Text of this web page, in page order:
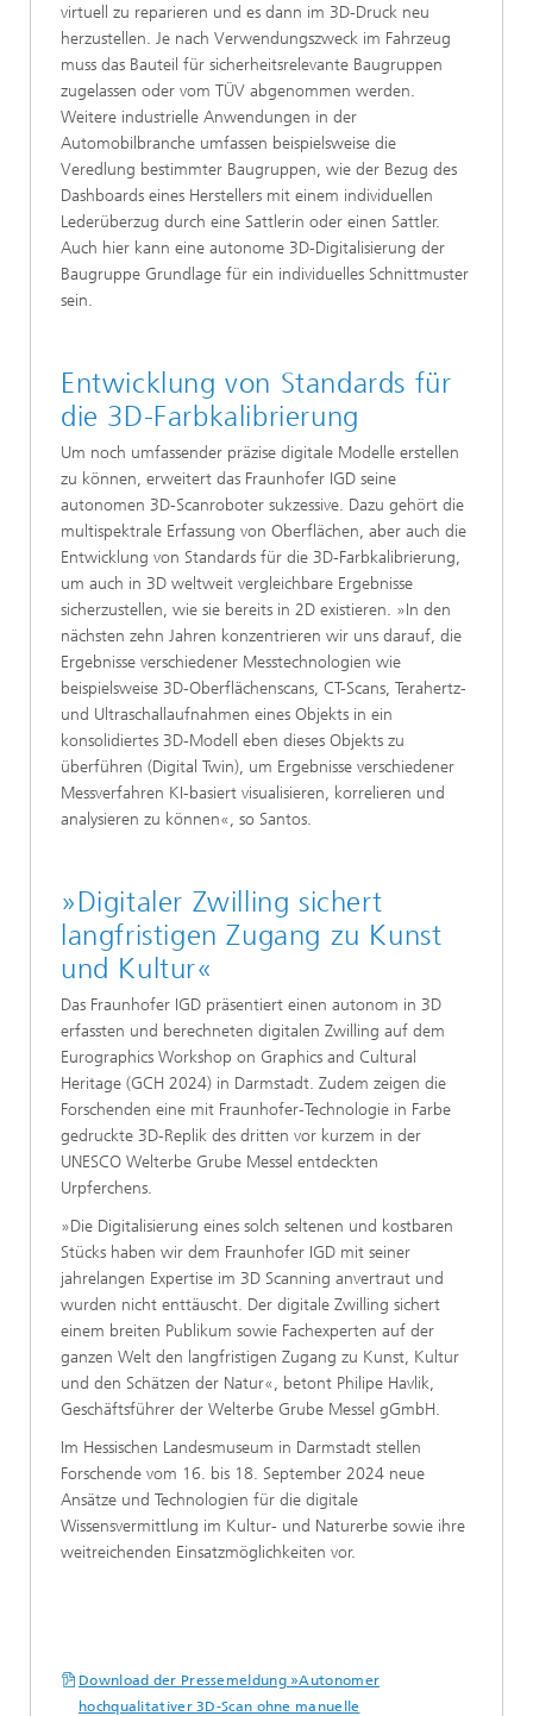
virtuell zu reparieren und es dann im 3D-Druck neu
herzustellen. Je nach Verwendungszweck im Fahrzeug
muss das Bauteil für sicherheitsrelevante Baugruppen
zugelassen oder vom TÜV abgenommen werden.
Weitere industrielle Anwendungen in der
Automobilbranche umfassen beispielsweise die
Veredlung bestimmter Baugruppen, wie der Bezug des
Dashboards eines Herstellers mit einem individuellen
Lederüberzug durch eine Sattlerin oder einen Sattler.
Auch hier kann eine autonome 3D-Digitalisierung der
Baugruppe Grundlage für ein individuelles Schnittmuster
sein.
Entwicklung von Standards für
die 3D-Farbkalibrierung
Um noch umfassender präzise digitale Modelle erstellen
zu können, erweitert das Fraunhofer IGD seine
autonomen 3D-Scanroboter sukzessive. Dazu gehört die
multispektrale Erfassung von Oberflächen, aber auch die
Entwicklung von Standards für die 3D-Farbkalibrierung,
um auch in 3D weltweit vergleichbare Ergebnisse
sicherzustellen, wie sie bereits in 2D existieren. »In den
nächsten zehn Jahren konzentrieren wir uns darauf, die
Ergebnisse verschiedener Messtechnologien wie
beispielsweise 3D-Oberflächenscans, CT-Scans, Terahertz-
und Ultraschallaufnahmen eines Objekts in ein
konsolidiertes 3D-Modell eben dieses Objekts zu
überführen (Digital Twin), um Ergebnisse verschiedener
Messverfahren KI-basiert visualisieren, korrelieren und
analysieren zu können«, so Santos.
»Digitaler Zwilling sichert
langfristigen Zugang zu Kunst
und Kultur«
Das Fraunhofer IGD präsentiert einen autonom in 3D
erfassten und berechneten digitalen Zwilling auf dem
Eurographics Workshop on Graphics and Cultural
Heritage (GCH 2024) in Darmstadt. Zudem zeigen die
Forschenden eine mit Fraunhofer-Technologie in Farbe
gedruckte 3D-Replik des dritten vor kurzem in der
UNESCO Welterbe Grube Messel entdeckten
Urpferchens.
»Die Digitalisierung eines solch seltenen und kostbaren
Stücks haben wir dem Fraunhofer IGD mit seiner
jahrelangen Expertise im 3D Scanning anvertraut und
wurden nicht enttäuscht. Der digitale Zwilling sichert
einem breiten Publikum sowie Fachexperten auf der
ganzen Welt den langfristigen Zugang zu Kunst, Kultur
und den Schätzen der Natur«, betont Philipe Havlik,
Geschäftsführer der Welterbe Grube Messel gGmbH.
Im Hessischen Landesmuseum in Darmstadt stellen
Forschende vom 16. bis 18. September 2024 neue
Ansätze und Technologien für die digitale
Wissensvermittlung im Kultur- und Naturerbe sowie ihre
weitreichenden Einsatzmöglichkeiten vor.
Download der Pressemeldung »Autonomer
hochqualitativer 3D-Scan ohne manuelle